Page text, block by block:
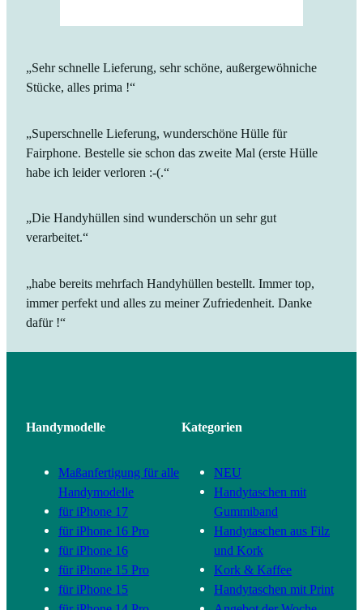
„Sehr schnelle Lieferung, sehr schöne, außergewöhniche
Stücke, alles prima !“
„Superschnelle Lieferung, wunderschöne Hülle für
Fairphone. Bestelle sie schon das zweite Mal (erste Hülle
habe ich leider verloren :-(.“
„Die Handyhüllen sind wunderschön un sehr gut
verarbeitet.“
„habe bereits mehrfach Handyhüllen bestellt. Immer top,
immer perfekt und alles zu meiner Zufriedenheit. Danke
dafür !“
Handymodelle
Maßanfertigung für alle
Handymodelle
für iPhone 17
für iPhone 16 Pro
für iPhone 16
für iPhone 15 Pro
für iPhone 15
Kategorien
NEU
Handytaschen mit
Gummiband
Handytaschen aus Filz
und Kork
Kork & Kaffee
Handytaschen mit Print